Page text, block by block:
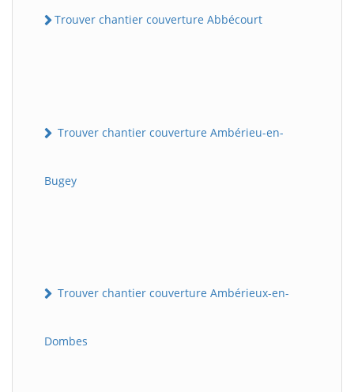
Trouver chantier couverture Abbécourt
Trouver chantier couverture Ambérieu-en-
Bugey
Trouver chantier couverture Ambérieux-en-
Dombes